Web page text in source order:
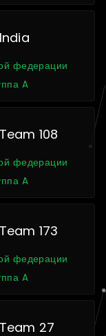
федерации
A
108
федерации
A
173
федерации
A
27